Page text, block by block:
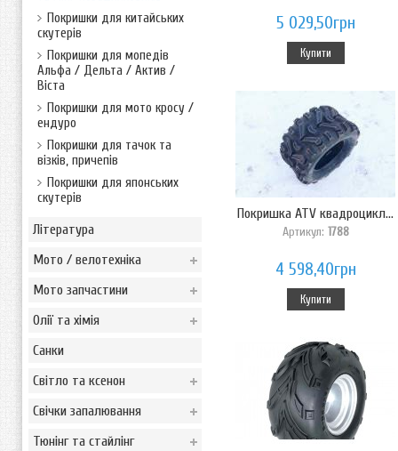
Покришки для китайських
скутерів
Покришки для мопедів
Альфа / Дельта / Актив /
Віста
Покришки для мото кросу /
ендуро
Покришки для тачок та
візків, причепів
Покришки для японських
скутерів
Література
Мото / велотехніка
Мото запчастини
Олії та хімія
Санки
Світло та ксенон
Свічки запалювання
Тюнінг та стайлінг
5 029,50грн
Купити
Покришка ATV квадроцикл...
Артикул: 1788
4 598,40грн
Купити